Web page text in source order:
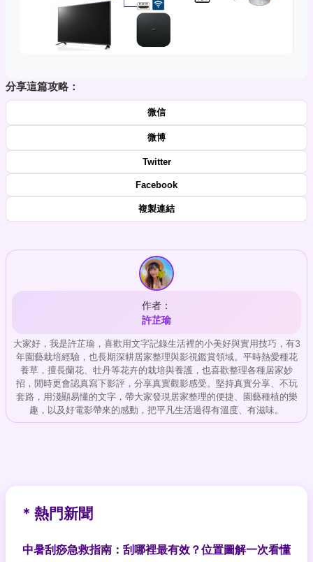
分享這篇攻略：
微信
微博
Twitter
Facebook
複製連結
作者：
許芷瑜
大家好，我是許芷瑜，喜歡用文字記錄生活裡的小美好與實用技巧，有3
年園藝栽培經驗，也長期深耕居家整理與影視鑑賞領域。平時熱愛種花
養草，擅長蘭花、牡丹等花卉的栽培與養護，也喜歡整理各種居家妙
招，閒時更會認真寫下影評，分享真實觀影感受。堅持真實分享、不玩
套路，用淺顯易懂的文字，帶大家發現居家整理的便捷、園藝種植的樂
趣，以及好電影帶來的感動，把平凡生活過得有溫度、有滋味。
* 熱門新聞
中暑刮痧急救指南：刮哪裡最有效？位置圖解一次看懂